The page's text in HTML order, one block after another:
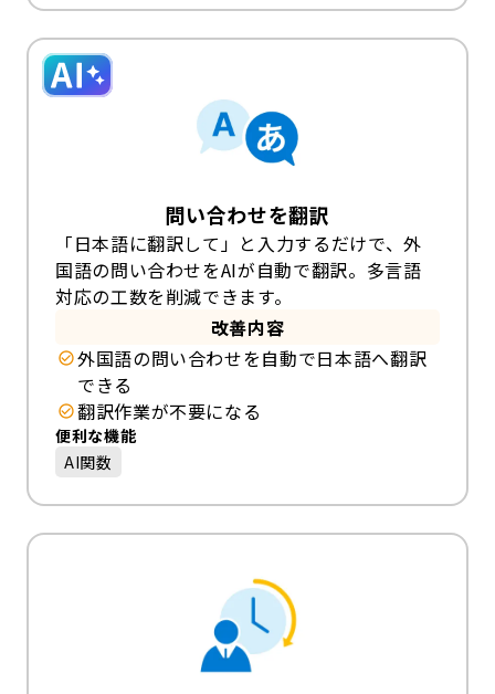
問い合わせを翻訳
「日本語に翻訳して」と入力するだけで、外
国語の問い合わせをAIが自動で翻訳。多言語
対応の工数を削減できます。
改善内容
外国語の問い合わせを自動で日本語へ翻訳
できる
翻訳作業が不要になる
便利な機能
AI関数